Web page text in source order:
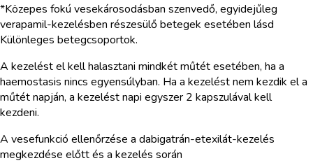
*Közepes fokú vesekárosodásban szenvedő, egyidejűleg
verapamil-kezelésben részesülő betegek esetében lásd
Különleges betegcsoportok.
A kezelést el kell halasztani mindkét műtét esetében, ha a
haemostasis nincs egyensúlyban. Ha a kezelést nem kezdik el a
műtét napján, a kezelést napi egyszer 2 kapszulával kell
kezdeni.
A vesefunkció ellenőrzése a dabigatrán-etexilát-kezelés
megkezdése előtt és a kezelés során